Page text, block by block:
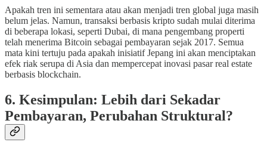
Apakah tren ini sementara atau akan menjadi tren global juga masih
belum jelas. Namun, transaksi berbasis kripto sudah mulai diterima
di beberapa lokasi, seperti Dubai, di mana pengembang properti
telah menerima Bitcoin sebagai pembayaran sejak 2017. Semua
mata kini tertuju pada apakah inisiatif Jepang ini akan menciptakan
efek riak serupa di Asia dan mempercepat inovasi pasar real estate
berbasis blockchain.
6. Kesimpulan: Lebih dari Sekadar
Pembayaran, Perubahan Struktural?